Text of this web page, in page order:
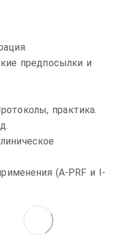
предпосылки и
практика.
(А-PRF и I-